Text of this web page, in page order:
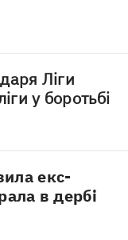
Ліги
у боротьбі
екс-
в дербі